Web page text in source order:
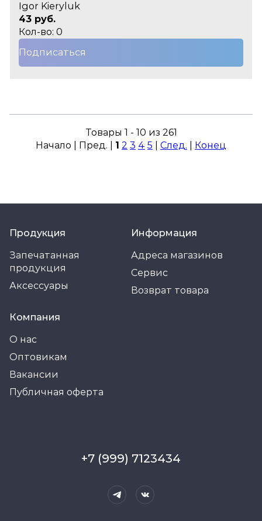
Igor Kieryluk
43 руб.
Кол-во: 0
Подписаться
Товары 1 - 10 из 261
Начало | Пред. | 1 2 3 4 5 След. Конец
Продукция
Запечатанная
продукция
Аксессуары
Информация
Адреса магазинов
Сервис
Возврат товара
Компания
О нас
Оптовикам
Вакансии
Публичная оферта
+7 (999) 7123434